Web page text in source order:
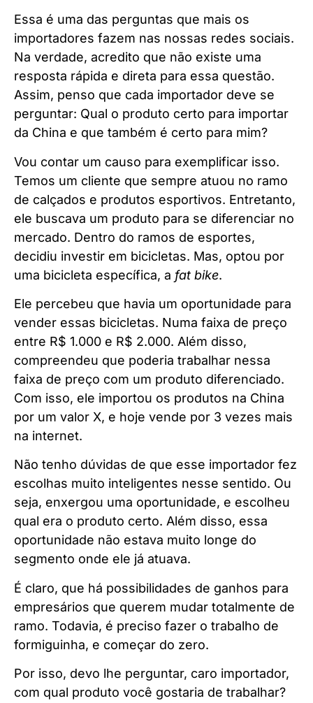
Essa é uma das perguntas que mais os
importadores fazem nas nossas redes sociais.
Na verdade, acredito que não existe uma
resposta rápida e direta para essa questão.
Assim, penso que cada importador deve se
perguntar: Qual o produto certo para importar
da China e que também é certo para mim?
Vou contar um causo para exemplificar isso.
Temos um cliente que sempre atuou no ramo
de calçados e produtos esportivos. Entretanto,
ele buscava um produto para se diferenciar no
mercado. Dentro do ramos de esportes,
decidiu investir em bicicletas. Mas, optou por
uma bicicleta específica, a fat bike.
Ele percebeu que havia um oportunidade para
vender essas bicicletas. Numa faixa de preço
entre R$ 1.000 e R$ 2.000. Além disso,
compreendeu que poderia trabalhar nessa
faixa de preço com um produto diferenciado.
Com isso, ele importou os produtos na China
por um valor X, e hoje vende por 3 vezes mais
na internet.
Não tenho dúvidas de que esse importador fez
escolhas muito inteligentes nesse sentido. Ou
seja, enxergou uma oportunidade, e escolheu
qual era o produto certo. Além disso, essa
oportunidade não estava muito longe do
segmento onde ele já atuava.
É claro, que há possibilidades de ganhos para
empresários que querem mudar totalmente de
ramo. Todavia, é preciso fazer o trabalho de
formiguinha, e começar do zero.
Por isso, devo lhe perguntar, caro importador,
com qual produto você gostaria de trabalhar?